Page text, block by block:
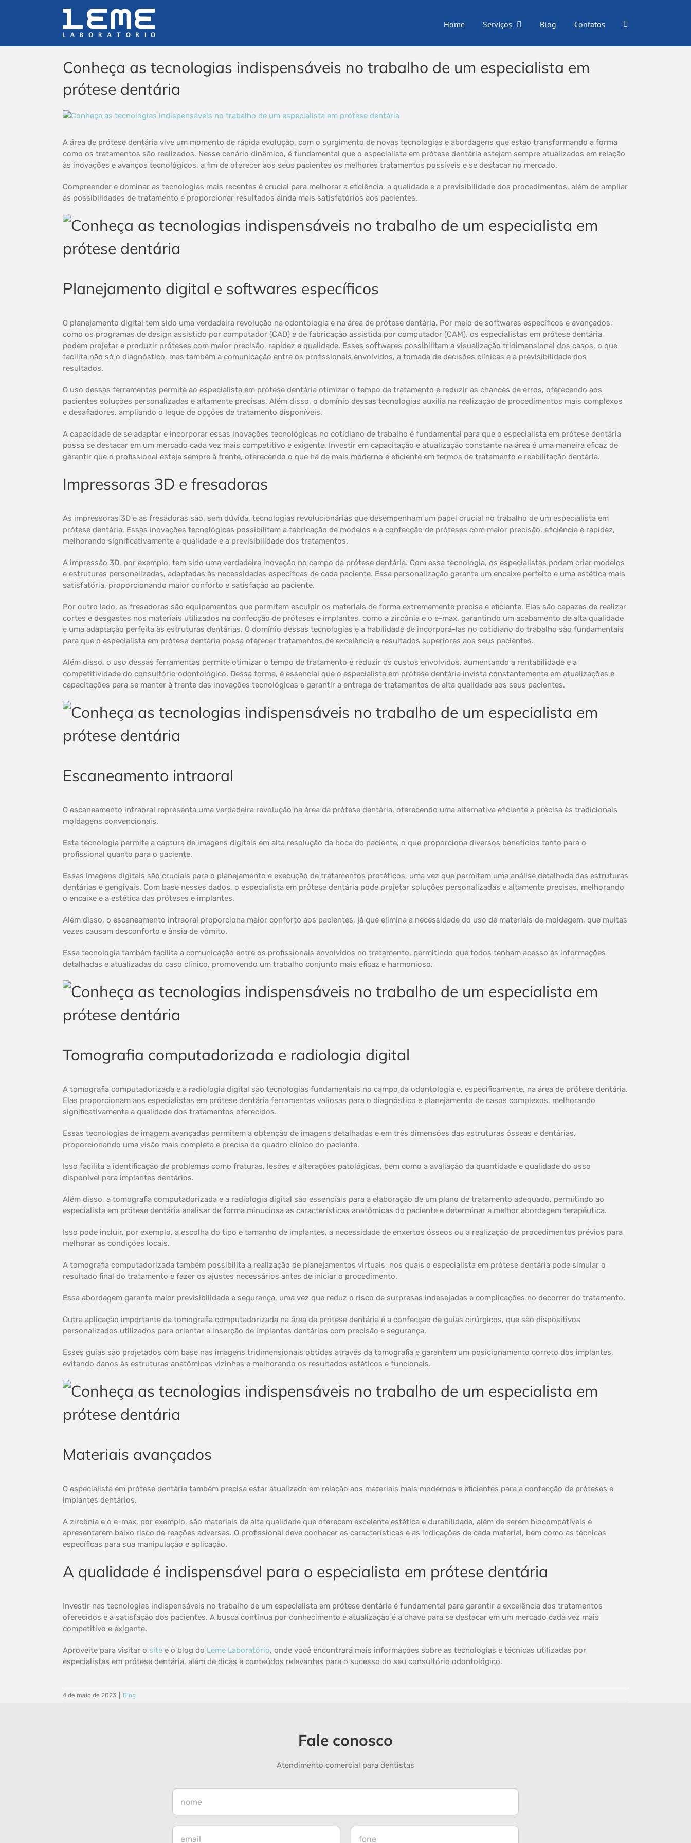
Home Serviços Blog Contatos
Conheça as tecnologias indispensáveis no trabalho de um especialista em
prótese dentária
View
Image
A área de prótese dentária vive um momento de rápida evolução, com o surgimento de novas tecnologias e abordagens que estão transformando a forma
como os tratamentos são realizados. Nesse cenário dinâmico, é fundamental que o especialista em prótese dentária estejam sempre atualizados em relação
às inovações e avanços tecnológicos, a fim de oferecer aos seus pacientes os melhores tratamentos possíveis e se destacar no mercado.
Compreender e dominar as tecnologias mais recentes é crucial para melhorar a eficiência, a qualidade e a previsibilidade dos procedimentos, além de ampliar
as possibilidades de tratamento e proporcionar resultados ainda mais satisfatórios aos pacientes.
Planejamento digital e softwares específicos
O planejamento digital tem sido uma verdadeira revolução na odontologia e na área de prótese dentária. Por meio de softwares específicos e avançados,
como os programas de design assistido por computador (CAD) e de fabricação assistida por computador (CAM), os especialistas em prótese dentária
podem projetar e produzir próteses com maior precisão, rapidez e qualidade. Esses softwares possibilitam a visualização tridimensional dos casos, o que
facilita não só o diagnóstico, mas também a comunicação entre os profissionais envolvidos, a tomada de decisões clínicas e a previsibilidade dos
resultados.
O uso dessas ferramentas permite ao especialista em prótese dentária otimizar o tempo de tratamento e reduzir as chances de erros, oferecendo aos
pacientes soluções personalizadas e altamente precisas. Além disso, o domínio dessas tecnologias auxilia na realização de procedimentos mais complexos
e desafiadores, ampliando o leque de opções de tratamento disponíveis.
A capacidade de se adaptar e incorporar essas inovações tecnológicas no cotidiano de trabalho é fundamental para que o especialista em prótese dentária
possa se destacar em um mercado cada vez mais competitivo e exigente. Investir em capacitação e atualização constante na área é uma maneira eficaz de
garantir que o profissional esteja sempre à frente, oferecendo o que há de mais moderno e eficiente em termos de tratamento e reabilitação dentária.
Impressoras 3D e fresadoras
As impressoras 3D e as fresadoras são, sem dúvida, tecnologias revolucionárias que desempenham um papel crucial no trabalho de um especialista em
prótese dentária. Essas inovações tecnológicas possibilitam a fabricação de modelos e a confecção de próteses com maior precisão, eficiência e rapidez,
melhorando significativamente a qualidade e a previsibilidade dos tratamentos.
A impressão 3D, por exemplo, tem sido uma verdadeira inovação no campo da prótese dentária. Com essa tecnologia, os especialistas podem criar modelos
e estruturas personalizadas, adaptadas às necessidades específicas de cada paciente. Essa personalização garante um encaixe perfeito e uma estética mais
satisfatória, proporcionando maior conforto e satisfação ao paciente.
Por outro lado, as fresadoras são equipamentos que permitem esculpir os materiais de forma extremamente precisa e eficiente. Elas são capazes de realizar
cortes e desgastes nos materiais utilizados na confecção de próteses e implantes, como a zircônia e o e-max, garantindo um acabamento de alta qualidade
e uma adaptação perfeita às estruturas dentárias. O domínio dessas tecnologias e a habilidade de incorporá-las no cotidiano do trabalho são fundamentais
para que o especialista em prótese dentária possa oferecer tratamentos de excelência e resultados superiores aos seus pacientes.
Além disso, o uso dessas ferramentas permite otimizar o tempo de tratamento e reduzir os custos envolvidos, aumentando a rentabilidade e a
competitividade do consultório odontológico. Dessa forma, é essencial que o especialista em prótese dentária invista constantemente em atualizações e
capacitações para se manter à frente das inovações tecnológicas e garantir a entrega de tratamentos de alta qualidade aos seus pacientes.
Escaneamento intraoral
O escaneamento intraoral representa uma verdadeira revolução na área da prótese dentária, oferecendo uma alternativa eficiente e precisa às tradicionais
moldagens convencionais.
Esta tecnologia permite a captura de imagens digitais em alta resolução da boca do paciente, o que proporciona diversos benefícios tanto para o
profissional quanto para o paciente.
Essas imagens digitais são cruciais para o planejamento e execução de tratamentos protéticos, uma vez que permitem uma análise detalhada das estruturas
dentárias e gengivais. Com base nesses dados, o especialista em prótese dentária pode projetar soluções personalizadas e altamente precisas, melhorando
o encaixe e a estética das próteses e implantes.
Além disso, o escaneamento intraoral proporciona maior conforto aos pacientes, já que elimina a necessidade do uso de materiais de moldagem, que muitas
vezes causam desconforto e ânsia de vômito.
Essa tecnologia também facilita a comunicação entre os profissionais envolvidos no tratamento, permitindo que todos tenham acesso às informações
detalhadas e atualizadas do caso clínico, promovendo um trabalho conjunto mais eficaz e harmonioso.
Tomografia computadorizada e radiologia digital
A tomografia computadorizada e a radiologia digital são tecnologias fundamentais no campo da odontologia e, especificamente, na área de prótese dentária.
Elas proporcionam aos especialistas em prótese dentária ferramentas valiosas para o diagnóstico e planejamento de casos complexos, melhorando
significativamente a qualidade dos tratamentos oferecidos.
Essas tecnologias de imagem avançadas permitem a obtenção de imagens detalhadas e em três dimensões das estruturas ósseas e dentárias,
proporcionando uma visão mais completa e precisa do quadro clínico do paciente.
Isso facilita a identificação de problemas como fraturas, lesões e alterações patológicas, bem como a avaliação da quantidade e qualidade do osso
disponível para implantes dentários.
Além disso, a tomografia computadorizada e a radiologia digital são essenciais para a elaboração de um plano de tratamento adequado, permitindo ao
especialista em prótese dentária analisar de forma minuciosa as características anatômicas do paciente e determinar a melhor abordagem terapêutica.
Isso pode incluir, por exemplo, a escolha do tipo e tamanho de implantes, a necessidade de enxertos ósseos ou a realização de procedimentos prévios para
melhorar as condições locais.
A tomografia computadorizada também possibilita a realização de planejamentos virtuais, nos quais o especialista em prótese dentária pode simular o
resultado final do tratamento e fazer os ajustes necessários antes de iniciar o procedimento.
Essa abordagem garante maior previsibilidade e segurança, uma vez que reduz o risco de surpresas indesejadas e complicações no decorrer do tratamento.
Outra aplicação importante da tomografia computadorizada na área de prótese dentária é a confecção de guias cirúrgicos, que são dispositivos
personalizados utilizados para orientar a inserção de implantes dentários com precisão e segurança.
Esses guias são projetados com base nas imagens tridimensionais obtidas através da tomografia e garantem um posicionamento correto dos implantes,
evitando danos às estruturas anatômicas vizinhas e melhorando os resultados estéticos e funcionais.
Materiais avançados
O especialista em prótese dentária também precisa estar atualizado em relação aos materiais mais modernos e eficientes para a confecção de próteses e
implantes dentários.
A zircônia e o e-max, por exemplo, são materiais de alta qualidade que oferecem excelente estética e durabilidade, além de serem biocompatíveis e
apresentarem baixo risco de reações adversas. O profissional deve conhecer as características e as indicações de cada material, bem como as técnicas
específicas para sua manipulação e aplicação.
A qualidade é indispensável para o especialista em prótese dentária
Investir nas tecnologias indispensáveis no trabalho de um especialista em prótese dentária é fundamental para garantir a excelência dos tratamentos
oferecidos e a satisfação dos pacientes. A busca contínua por conhecimento e atualização é a chave para se destacar em um mercado cada vez mais
competitivo e exigente.
Aproveite para visitar o sitee o blog do Leme Laboratório, onde você encontrará mais informações sobre as tecnologias e técnicas utilizadas por
especialistas em prótese dentária, além de dicas e conteúdos relevantes para o sucesso do seu consultório odontológico.
4 de maio de 2023 Blog
Fale conosco
Atendimento comercial para dentistas